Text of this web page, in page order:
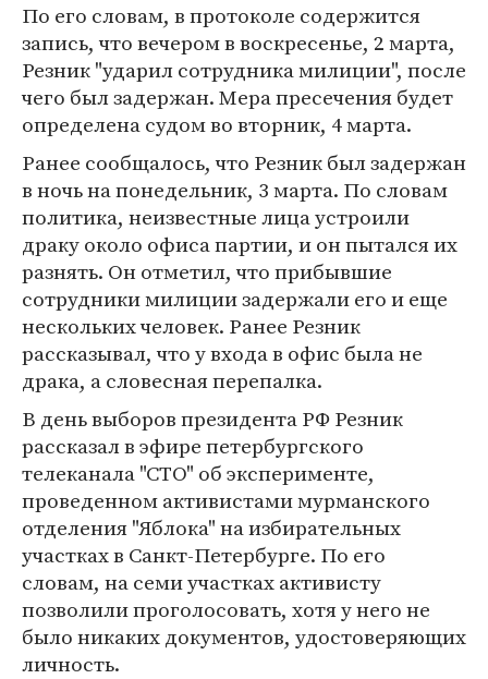
По его словам, в протоколе содержится
запись, что вечером в воскресенье, 2 марта,
Резник "ударил сотрудника милиции", после
чего был задержан. Мера пресечения будет
определена судом во вторник, 4 марта.
Ранее сообщалось, что Резник был задержан
в ночь на понедельник, 3 марта. По словам
политика, неизвестные лица устроили
драку около офиса партии, и он пытался их
разнять. Он отметил, что прибывшие
сотрудники милиции задержали его и еще
нескольких человек. Ранее Резник
рассказывал, что у входа в офис была не
драка, а словесная перепалка.
В день выборов президента РФ Резник
рассказал в эфире петербургского
телеканала "СТО" об эксперименте,
проведенном активистами мурманского
отделения "Яблока" на избирательных
участках в Санкт-Петербурге. По его
словам, на семи участках активисту
позволили проголосовать, хотя у него не
было никаких документов, удостоверяющих
личность.